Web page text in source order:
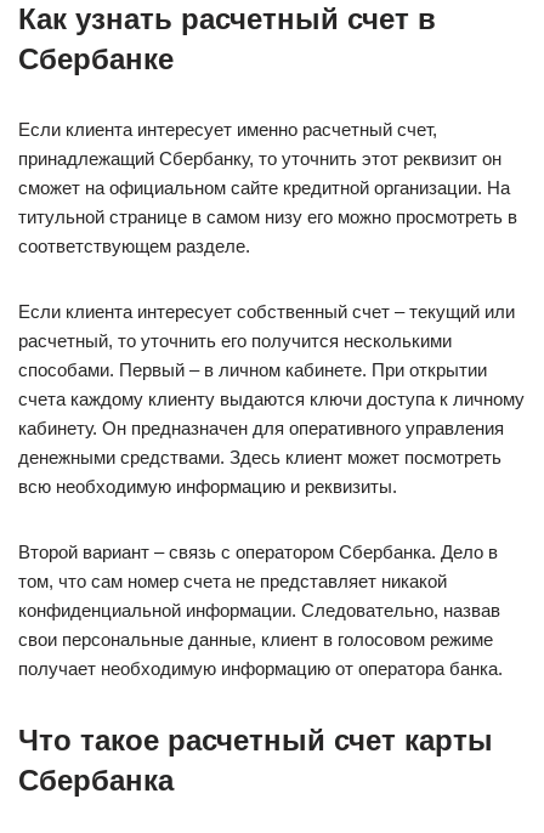
Как узнать расчетный счет в
Сбербанке
Если клиента интересует именно расчетный счет,
принадлежащий Сбербанку, то уточнить этот реквизит он
сможет на официальном сайте кредитной организации. На
титульной странице в самом низу его можно просмотреть в
соответствующем разделе.
Если клиента интересует собственный счет – текущий или
расчетный, то уточнить его получится несколькими
способами. Первый – в личном кабинете. При открытии
счета каждому клиенту выдаются ключи доступа к личному
кабинету. Он предназначен для оперативного управления
денежными средствами. Здесь клиент может посмотреть
всю необходимую информацию и реквизиты.
Второй вариант – связь с оператором Сбербанка. Дело в
том, что сам номер счета не представляет никакой
конфиденциальной информации. Следовательно, назвав
свои персональные данные, клиент в голосовом режиме
получает необходимую информацию от оператора банка.
Что такое расчетный счет карты
Сбербанка